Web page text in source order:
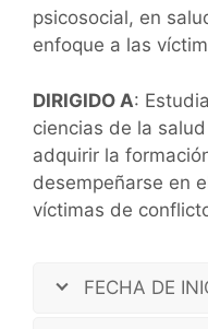
psicosocial, en
enfoque a las
DIRIGIDO A:
ciencias de la
adquirir la
desempeñarse en
víctimas de
FECHA DE